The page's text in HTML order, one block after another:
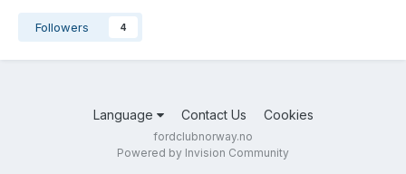
Followers 4
Language Contact Us Cookies
fordclubnorway.no
Powered by Invision Community